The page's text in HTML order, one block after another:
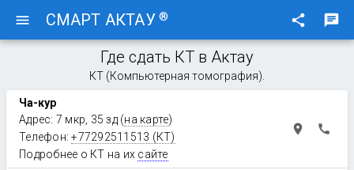
menu СМАРТ АКТАУ ® share chat
Где сдать КТ в Актау
КТ (Компьютерная томография).
Ча-кур
Адрес: 7 мкр, 35 зд (на карте)
Телефон:+77292511513 (КТ)
Подробнее о КТ на их сайте
place call